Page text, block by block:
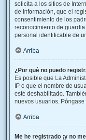
solicita a los sitios de
de información, que el
consentimiento de los
reconocimiento de
personal identificable de
Arriba
¿Por qué no puedo
Es posible que La
IP o que el nombre de
esté deshabilitado.
nuevos usuarios.
Arriba
Me he registrado ¡y no